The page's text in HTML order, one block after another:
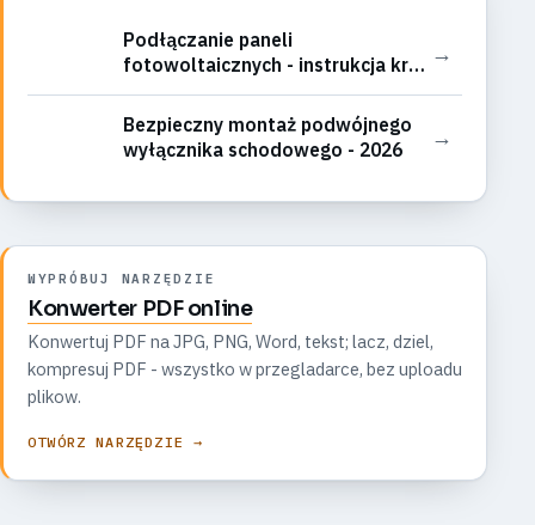
Podłączanie paneli
fotowoltaicznych - instrukcja krok
po kroku
→
Bezpieczny montaż podwójnego
wyłącznika schodowego - 2026
→
WYPRÓBUJ NARZĘDZIE
Konwerter PDF online
Konwertuj PDF na JPG, PNG, Word, tekst; lacz, dziel,
kompresuj PDF - wszystko w przegladarce, bez uploadu
plikow.
OTWÓRZ NARZĘDZIE →